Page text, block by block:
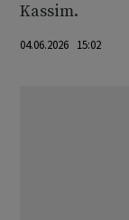
Kassim.
04.06.2026 15:02